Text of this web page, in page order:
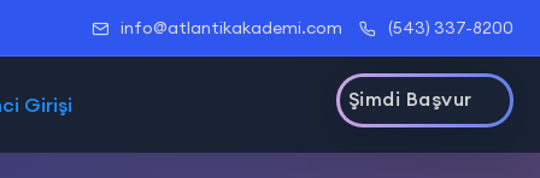
info@atlantikakademi.com (543) 337-8200
Girişi Şimdi Başvur